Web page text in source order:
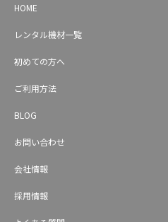
HOME
レンタル機材一覧
初めての方へ
ご利用方法
BLOG
お問い合わせ
会社情報
採用情報